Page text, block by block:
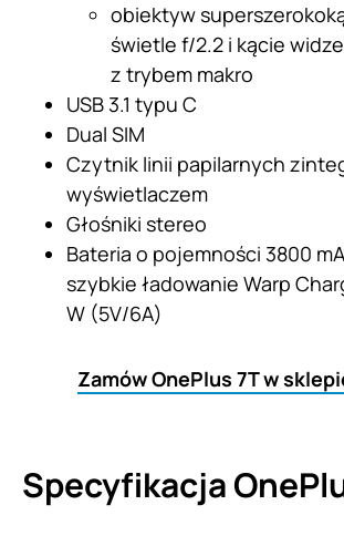
obiektyw
świetle f/2.2 i kącie
z trybem makro
USB 3.1 typu C
Dual SIM
Czytnik linii papilarnych
wyświetlaczem
Głośniki stereo
Bateria o pojemności 3800
szybkie ładowanie Warp
W (5V/6A)
Zamów OnePlus 7T w
Specyfikacja